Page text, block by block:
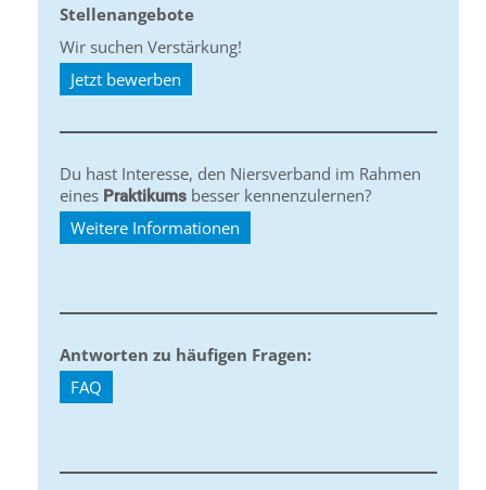
Stellenangebote
Wir suchen Verstärkung!
Jetzt bewerben
Du hast Interesse, den Niersverband im Rahmen
eines Praktikums besser kennenzulernen?
Weitere Informationen
Antworten zu häufigen Fragen:
FAQ